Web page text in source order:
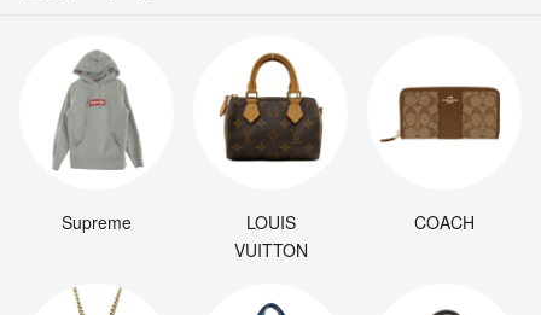
Supreme
LOUIS
VUITTON
COACH